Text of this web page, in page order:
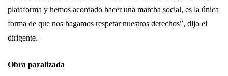
plataforma y hemos acordado hacer una marcha social, es la única
forma de que nos hagamos respetar nuestros derechos”, dijo el
dirigente.
Obra paralizada